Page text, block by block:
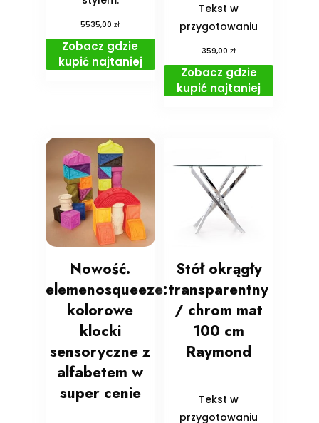
5535,00zł
Zobacz gdzie
kupić najtaniej
Tekst w
przygotowaniu
359,00zł
Zobacz gdzie
kupić najtaniej
Nowość.
elemenosqueeze:
kolorowe
klocki
sensoryczne z
alfabetem w
super cenie
Stół okrągły
transparentny
/ chrom mat
100 cm
Raymond
Tekst w
przygotowaniu